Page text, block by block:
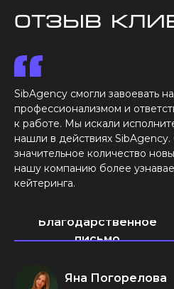
SibAgency смогли завоевать
профессионализмом и
к работе. Мы искали
нашли в действиях
значительное количество
нашу компанию более
кейтеринга.
отзыв
Яна Погорелова
Благодарственное
письмо